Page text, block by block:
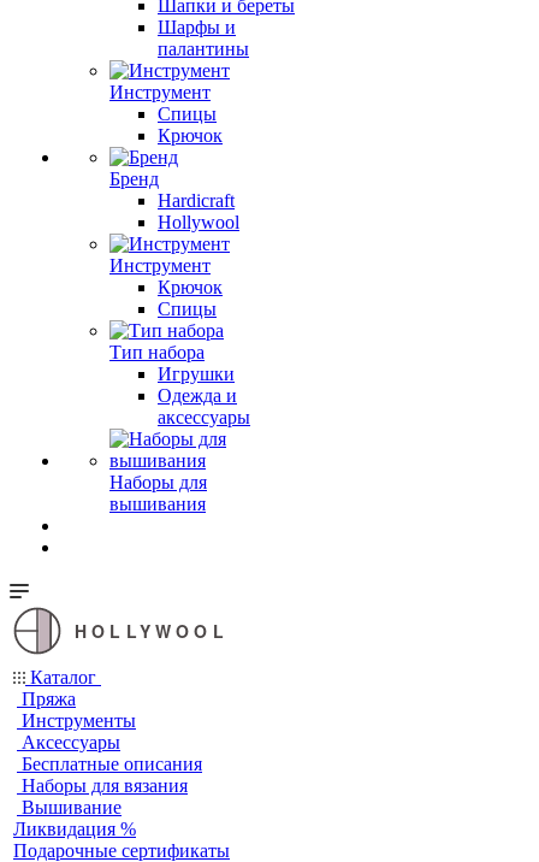
Шапки и береты
Шарфы и
палантины
Инструмент
Спицы
Крючок
Бренд
Hardicraft
Hollywool
Инструмент
Крючок
Спицы
Тип набора
Игрушки
Одежда и
аксессуары
Наборы для
вышивания
HOLLYWOOL
Каталог
Пряжа
Инструменты
Аксессуары
Бесплатные описания
Наборы для вязания
Вышивание
Ликвидация %
Подарочные сертификаты